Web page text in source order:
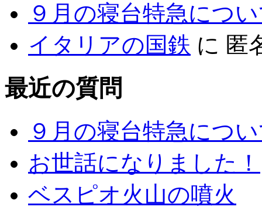
９月の寝台特急につ
イタリアの国鉄 に 匿
最近の質問
９月の寝台特急につ
お世話になりました！
ベスピオ火山の噴火